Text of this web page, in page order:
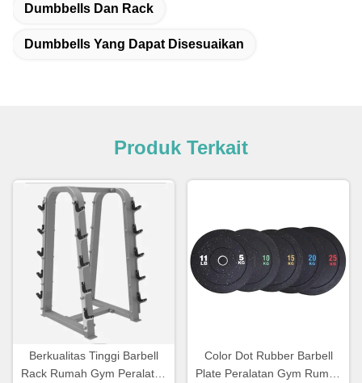
Dumbbells Dan Rack
Dumbbells Yang Dapat Disesuaikan
Produk Terkait
Berkualitas Tinggi Barbell
Rack Rumah Gym Peralatan
Color Dot Rubber Barbell
Plate Peralatan Gym Rumah